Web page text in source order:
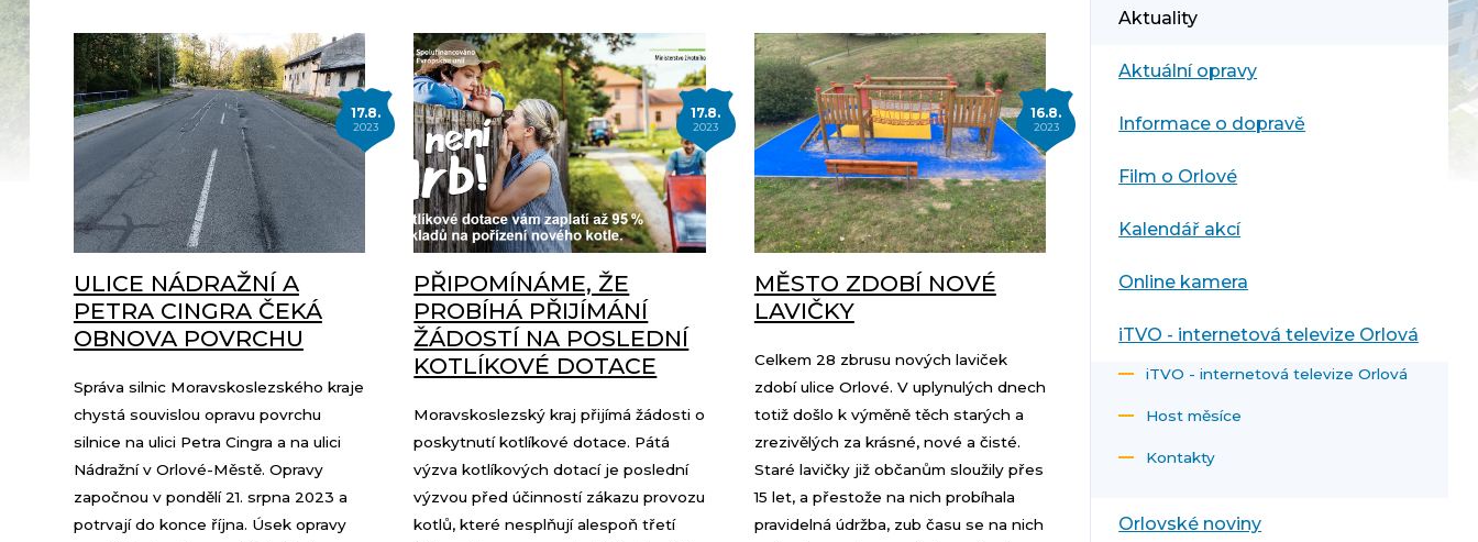
17.8.
2023
ULICE NÁDRAŽNÍ A
PETRA CINGRA ČEKÁ
OBNOVA POVRCHU
Správa silnic Moravskoslezského kraje
chystá souvislou opravu povrchu
silnice na ulici Petra Cingra a na ulici
Nádražní v Orlové-Městě. Opravy
započnou v pondělí 21. srpna 2023 a
potrvají do konce října. Úsek opravy
17.8.
2023
PŘIPOMÍNÁME, ŽE
PROBÍHÁ PŘIJÍMÁNÍ
ŽÁDOSTÍ NA POSLEDNÍ
KOTLÍKOVÉ DOTACE
Moravskoslezský kraj přijímá žádosti o
poskytnutí kotlíkové dotace. Pátá
výzva kotlíkových dotací je poslední
výzvou před účinností zákazu provozu
kotlů, které nesplňují alespoň třetí
16.8.
2023
MĚSTO ZDOBÍ NOVÉ
LAVIČKY
Celkem 28 zbrusu nových laviček
zdobí ulice Orlové. V uplynulých dnech
totiž došlo k výměně těch starých a
zrezivělých za krásné, nové a čisté.
Staré lavičky již občanům sloužily přes
15 let, a přestože na nich probíhala
pravidelná údržba, zub času se na nich
Aktuality
Aktuální opravy
Informace o dopravě
Film o Orlové
Kalendář akcí
Online kamera
iTVO - internetová televize Orlová
iTVO - internetová televize Orlová
Host měsíce
Kontakty
Orlovské noviny